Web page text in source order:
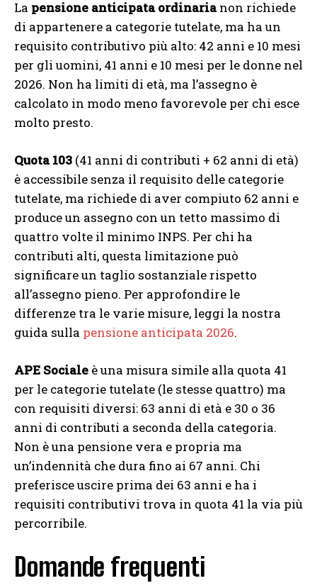
La pensione anticipata ordinarianon richiede
di appartenere a categorie tutelate, ma ha un
requisito contributivo più alto: 42 anni e 10 mesi
per gli uomini, 41 anni e 10 mesi per le donne nel
2026. Non ha limiti di età, ma l’assegno è
calcolato in modo meno favorevole per chi esce
molto presto.
Quota 103 (41 anni di contributi + 62 anni di età)
è accessibile senza il requisito delle categorie
tutelate, ma richiede di aver compiuto 62 anni e
produce un assegno con un tetto massimo di
quattro volte il minimo INPS. Per chi ha
contributi alti, questa limitazione può
significare un taglio sostanziale rispetto
all’assegno pieno. Per approfondire le
differenze tra le varie misure, leggi la nostra
guida sulla pensione anticipata 2026.
APE Sociale è una misura simile alla quota 41
per le categorie tutelate (le stesse quattro) ma
con requisiti diversi: 63 anni di età e 30 o 36
anni di contributi a seconda della categoria.
Non è una pensione vera e propria ma
un’indennità che dura fino ai 67 anni. Chi
preferisce uscire prima dei 63 anni e ha i
requisiti contributivi trova in quota 41 la via più
percorribile.
Domande frequenti